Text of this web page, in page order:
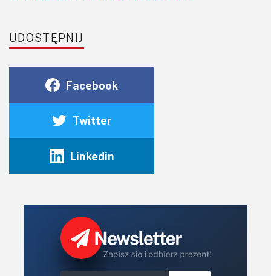
UDOSTĘPNIJ
Facebook
Twitter
Linkedin